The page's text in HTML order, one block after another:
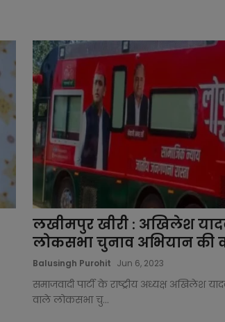
लखीमपुर खीरी : अखिलेश
लोकसभा चुनाव अभियान की
Balusingh Purohit Jun 6, 2023
समाजवादी पार्टी के राष्ट्रीय अध्यक्ष अखिलेश
वाले लोकसभा चु...